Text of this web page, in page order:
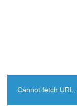
Cannot fetch